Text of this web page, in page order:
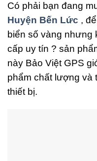
Có phải bạn đang
Huyện Bến Lức ,
biển số vàng nhưng
cấp uy tín ? sản
này Bảo Việt GPS
phẩm chất lượng và
thiết bị.